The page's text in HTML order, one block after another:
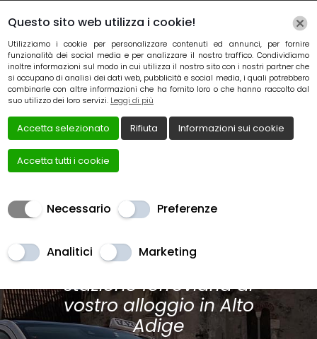
Trasferimenti in hotel
dall’aeroporto o dalla
stazione ferroviaria al
vostro alloggio in Alto
Adige
Questo sito web utilizza i cookie!
Utilizziamo i cookie per personalizzare contenuti ed annunci, per fornire
funzionalità dei social media e per analizzare il nostro traffico. Condividiamo
inoltre informazioni sul modo in cui utilizza il nostro sito con i nostri partner che
si occupano di analisi dei dati web, pubblicità e social media, i quali potrebbero
combinarle con altre informazioni che ha fornito loro o che hanno raccolto dal
suo utilizzo dei loro servizi. Leggi di più
Accetta selezionato Rifiuta Informazioni sui cookie
Accetta tutti i cookie
Necessario Preferenze
Analitici Marketing